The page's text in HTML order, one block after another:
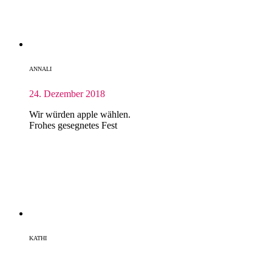
ANNALI
24. Dezember 2018
Wir würden apple wählen.
Frohes gesegnetes Fest
KATHI